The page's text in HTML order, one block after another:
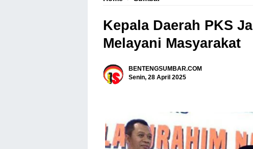
Kepala Daerah PKS
Melayani Masyarakat
BENTENGSUMBAR.COM
Senin, 28 April 2025